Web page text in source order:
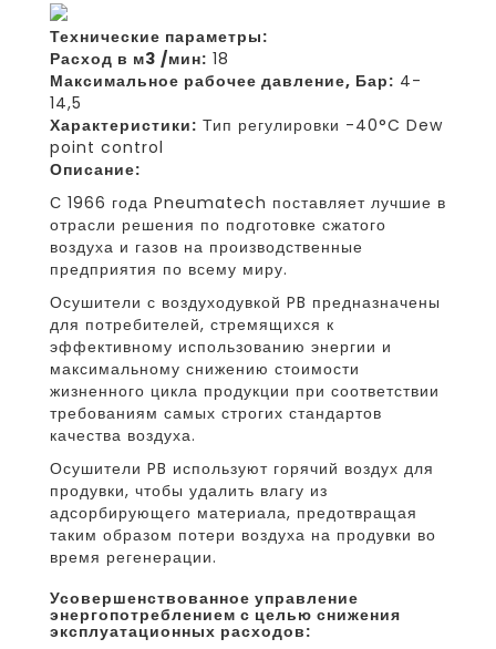
Технические параметры:
Расход в м3 /мин: 18
Максимальное рабочее давление, Бар: 4-
14,5
Характеристики: Тип регулировки -40°C Dew
point control
Описание:
С 1966 года Pneumatech поставляет лучшие в
отрасли решения по подготовке сжатого
воздуха и газов на производственные
предприятия по всему миру.
Осушители с воздуходувкой PB предназначены
для потребителей, стремящихся к
эффективному использованию энергии и
максимальному снижению стоимости
жизненного цикла продукции при соответствии
требованиям самых строгих стандартов
качества воздуха.
Осушители PB используют горячий воздух для
продувки, чтобы удалить влагу из
адсорбирующего материала, предотвращая
таким образом потери воздуха на продувки во
время регенерации.
усовершенствованное управление
энергопотреблением с целью снижения
эксплуатационных расходов: